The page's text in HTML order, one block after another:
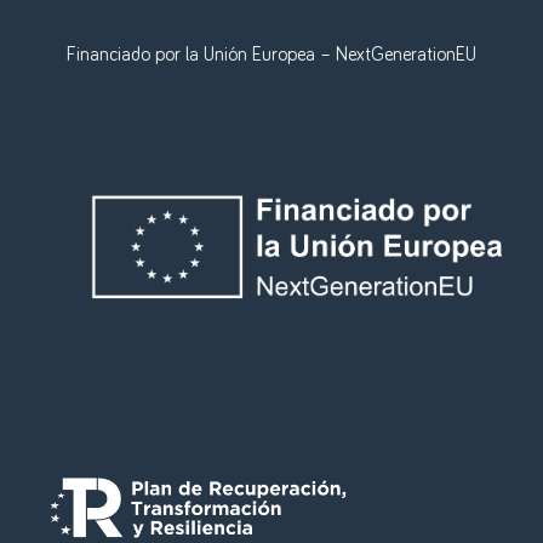
Financiado por la Unión Europea – NextGenerationEU